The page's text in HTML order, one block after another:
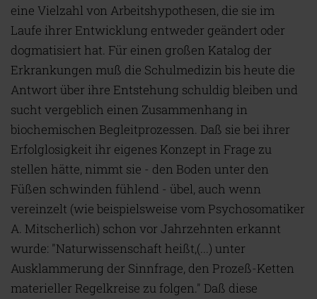
eine Vielzahl von Arbeitshypothesen, die sie im
Laufe ihrer Entwicklung entweder geändert oder
dogmatisiert hat. Für einen großen Katalog der
Erkrankungen muß die Schulmedizin bis heute die
Antwort über ihre Entstehung schuldig bleiben und
sucht vergeblich einen Zusammenhang in
biochemischen Begleitprozessen. Daß sie bei ihrer
Erfolglosigkeit ihr eigenes Konzept in Frage zu
stellen hätte, nimmt sie - den Boden unter den
Füßen schwinden fühlend - übel, auch wenn
vereinzelt (wie beispielsweise vom Psychosomatiker
A. Mitscherlich) schon vor Jahrzehnten erkannt
wurde: "Naturwissenschaft heißt,(...) unter
Ausklammerung der Sinnfrage, den Prozeß-Ketten
materieller Regelkreise zu folgen." Daß diese